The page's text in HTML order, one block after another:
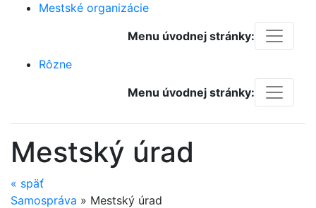
Mestské organizácie
Menu úvodnej stránky:
Rôzne
Menu úvodnej stránky:
Mestský úrad
« späť
Samospráva » Mestský úrad